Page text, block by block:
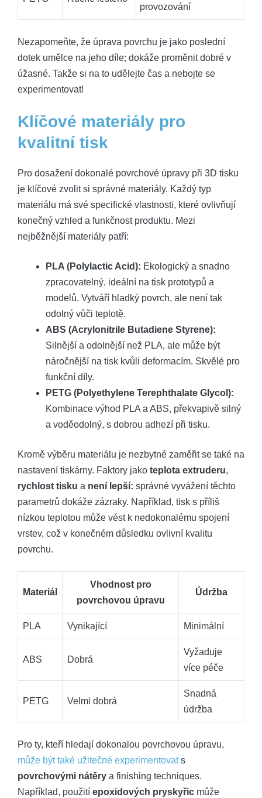
provozování
Nezapomeňte, že úprava povrchu je jako poslední
dotek umělce na jeho díle; dokáže proměnit dobré v
úžasné. Takže si na to udělejte čas a nebojte se
experimentovat!
Klíčové materiály pro
kvalitní tisk
Pro dosažení dokonalé povrchové úpravy při 3D tisku
je klíčové zvolit si správné materiály. Každý typ
materiálu má své specifické vlastnosti, které ovlivňují
konečný vzhled a funkčnost produktu. Mezi
nejběžnější materiály patří:
PLA (Polylactic Acid): Ekologický a snadno
zpracovatelný, ideální na tisk prototypů a
modelů. Vytváří hladký povrch, ale není tak
odolný vůči teplotě.
ABS (Acrylonitrile Butadiene Styrene):
Silnější a odolnější než PLA, ale může být
náročnější na tisk kvůli deformacím. Skvělé pro
funkční díly.
PETG (Polyethylene Terephthalate Glycol):
Kombinace výhod PLA a ABS, překvapivě silný
a voděodolný, s dobrou adhezí při tisku.
Kromě výběru materiálu je nezbytné zaměřit se také na
nastavení tiskárny. Faktory jako teplota extruderu,
rychlost tisku a není lepší: správné vyvážení těchto
parametrů dokáže zázraky. Například, tisk s příliš
nízkou teplotou může vést k nedokonalému spojení
vrstev, což v konečném důsledku ovlivní kvalitu
povrchu.
Materiál
Vhodnost pro
povrchovou úpravu
Údržba
PLA Vynikající Minimální
ABS Dobrá
Vyžaduje
více péče
PETG Velmi dobrá
Snadná
údržba
Pro ty, kteří hledají dokonalou povrchovou úpravu,
může být také užitečné experimentovats
povrchovými nátěry a finishing techniques.
Například, použití epoxidových pryskyřic může